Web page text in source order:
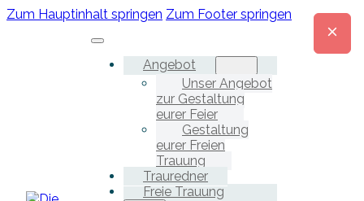
Zum Hauptinhalt springen Zum Footer springen
Angebot
Unser Angebot
zur Gestaltung
eurer Feier
Gestaltung
eurer Freien
Trauung
Trauredner
Freie Trauung